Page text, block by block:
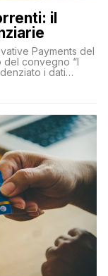
il
Payments del
del convegno “I
i dati
alle